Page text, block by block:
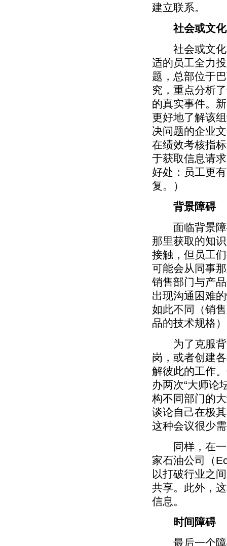
建立联系。
社会或文
社会或文化
适的员工全力
题，总部位于
究，重点分析
的真实事件。
更好地了解该
决问题的企业
在绩效考核指
于获取信息请
好处：员工更
复。）
背景障碍
面临背景障
那里获取的知
接触，但员工
可能会从同事
销售部门与产
出现沟通困难
如此不同（销
品的技术规格
为了克服背
岗，或者创建
解彼此的工作
办两次“大师论
构不同部门的
谈论自己在极
这种会议很少
同样，在一
家石油公司（
以打破行业之
共享。此外，
信息。
时间障碍
最后一个障